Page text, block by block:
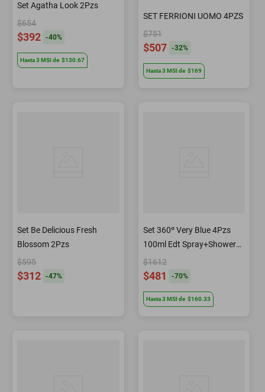
Set Agatha Look 2Pzs
$654
$392 -40%
Hasta3 MSIde $130.67
SET FERRIONI UOMO 4PZS
$751
$507 -32%
Hasta3 MSIde $169
Set Be Delicious Fresh
Blossom 2Pzs
$595
$312 -47%
Set 360º Very Blue 4Pzs
100ml Edt Spray+Shower
Gel 90ml+Desodorante
200ml Spray+7.5ml Edt
$1612
$481 -70%
Hasta3 MSI de $160.33